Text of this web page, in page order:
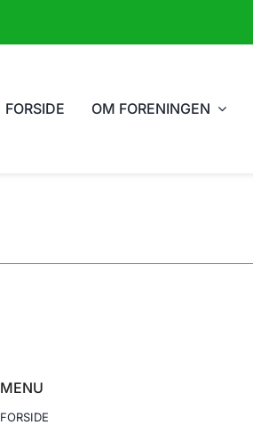
FORSIDE OM FORENINGEN
MENU
FORSIDE